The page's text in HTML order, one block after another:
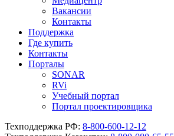
Вакансии
Контакты
Поддержка
Где купить
Контакты
Порталы
SONAR
RVi
Учебный портал
Портал проектировщика
Техподдержка РФ: 8-800-600-12-12